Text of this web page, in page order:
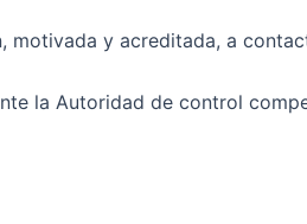
motivada y acreditada, a
la Autoridad de control